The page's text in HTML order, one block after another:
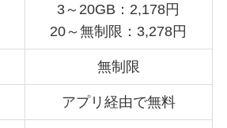
3～20GB：2,178円
20～無制限：3,278円
無制限
アプリ経由で無料